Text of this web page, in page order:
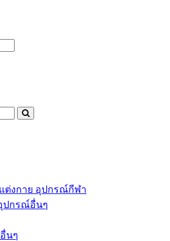
ต่งกาย อุปกรณ์กีฬา
ปกรณ์อื่นๆ
นๆ